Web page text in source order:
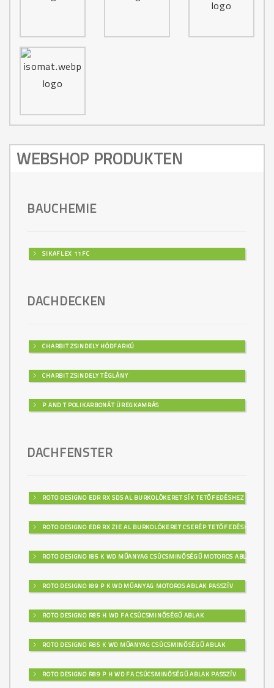
WEBSHOP PRODUKTEN
BAUCHEMIE
SIKAFLEX 11FC
DACHDECKEN
CHARBIT ZSINDELY HÓDFARKÚ
CHARBIT ZSINDELY TÉGLÁNY
P AND T POLIKARBONÁT ÜREGKAMRÁS
DACHFENSTER
ROTO DESIGNO EDR RX SDS AL BURKOLÓKERET SÍK TETŐFEDÉSHEZ
ROTO DESIGNO EDR RX ZIE AL BURKOLÓKERET CSERÉP TETŐFEDÉSHEZ
ROTO DESIGNO I85 K WD MŰANYAG CSÚCSMINŐSÉGŰ MOTOROS ABLAK
ROTO DESIGNO I89 P K WD MŰANYAG MOTOROS ABLAK PASSZÍV
ROTO DESIGNO R85 H WD FA CSÚCSMINŐSÉGŰ ABLAK
ROTO DESIGNO R85 K WD MŰANYAG CSÚCSMINŐSÉGŰ ABLAK
ROTO DESIGNO R89 P H WD FA CSÚCSMINŐSÉGŰ ABLAK PASSZÍV